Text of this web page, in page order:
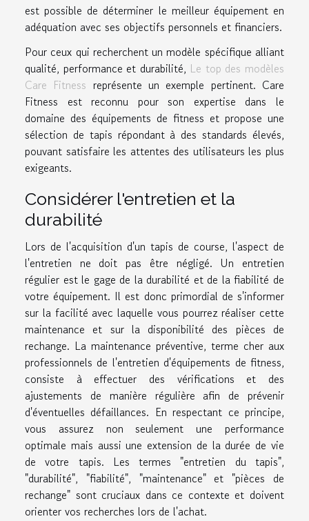
est possible de déterminer le meilleur équipement en
adéquation avec ses objectifs personnels et financiers.
Pour ceux qui recherchent un modèle spécifique alliant
qualité, performance et durabilité, Le top des modèles
Care Fitness représente un exemple pertinent. Care
Fitness est reconnu pour son expertise dans le
domaine des équipements de fitness et propose une
sélection de tapis répondant à des standards élevés,
pouvant satisfaire les attentes des utilisateurs les plus
exigeants.
Considérer l'entretien et la
durabilité
Lors de l'acquisition d'un tapis de course, l'aspect de
l'entretien ne doit pas être négligé. Un entretien
régulier est le gage de la durabilité et de la fiabilité de
votre équipement. Il est donc primordial de s'informer
sur la facilité avec laquelle vous pourrez réaliser cette
maintenance et sur la disponibilité des pièces de
rechange. La maintenance préventive, terme cher aux
professionnels de l'entretien d'équipements de fitness,
consiste à effectuer des vérifications et des
ajustements de manière régulière afin de prévenir
d'éventuelles défaillances. En respectant ce principe,
vous assurez non seulement une performance
optimale mais aussi une extension de la durée de vie
de votre tapis. Les termes "entretien du tapis",
"durabilité", "fiabilité", "maintenance" et "pièces de
rechange" sont cruciaux dans ce contexte et doivent
orienter vos recherches lors de l'achat.